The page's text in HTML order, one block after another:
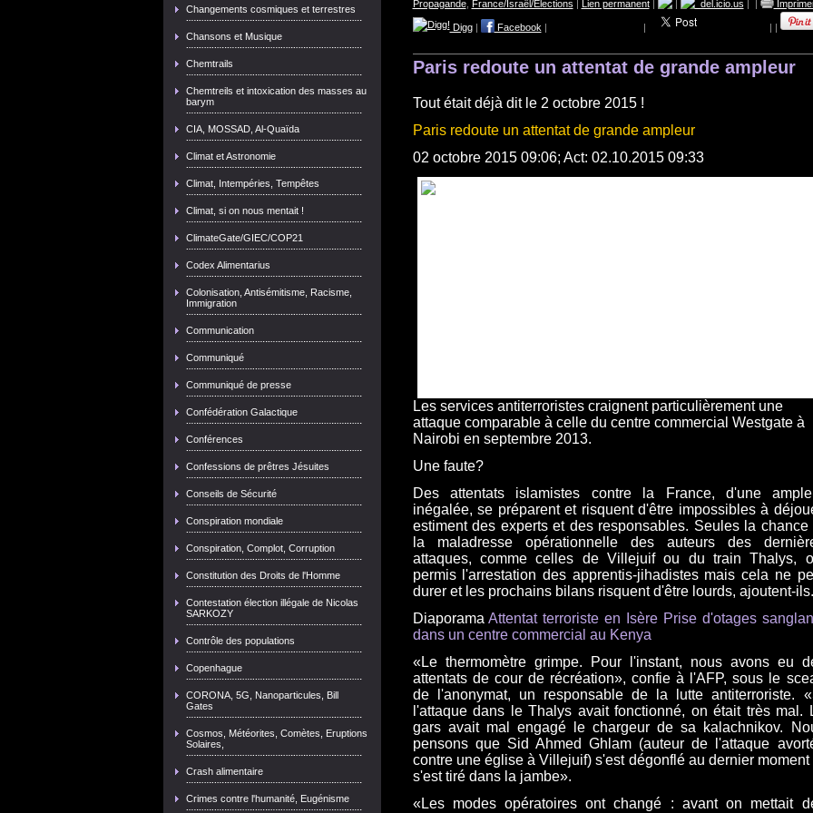
Changements cosmiques et terrestres
Chansons et Musique
Chemtrails
Chemtreils et intoxication des masses au
barym
CIA, MOSSAD, Al-Quaïda
Climat et Astronomie
Climat, Intempéries, Tempêtes
Climat, si on nous mentait !
ClimateGate/GIEC/COP21
Codex Alimentarius
Colonisation, Antisémitisme, Racisme,
Immigration
Communication
Communiqué
Communiqué de presse
Confédération Galactique
Conférences
Confessions de prêtres Jésuites
Conseils de Sécurité
Conspiration mondiale
Conspiration, Complot, Corruption
Constitution des Droits de l'Homme
Contestation élection illégale de Nicolas
SARKOZY
Contrôle des populations
Copenhague
CORONA, 5G, Nanoparticules, Bill
Gates
Cosmos, Météorites, Comètes, Eruptions
Solaires,
Crash alimentaire
Crimes contre l'humanité, Eugénisme
Propagande, France/Israël/Elections | Lien permanent| | del.icio.us | |
Digg| Facebook | | | |
Paris redoute un attentat de grande ampleur
Tout était déjà dit le 2 octobre 2015 !
Paris redoute un attentat de grande ampleur
02 octobre 2015 09:06; Act: 02.10.2015 09:33
Les services antiterroristes craignent particulièrement une
attaque comparable à celle du centre commercial Westgate à
Nairobi en septembre 2013.
Une faute?
Des attentats islamistes contre la France, d'une
inégalée, se préparent et risquent d'être impossibles à
estiment des experts et des responsables. Seules la chance
la maladresse opérationnelle des auteurs des
attaques, comme celles de Villejuif ou du train Thalys,
permis l'arrestation des apprentis-jihadistes mais cela ne
durer et les prochains bilans risquent d'être lourds, ajoutent-ils.
Diaporama Attentat terroriste en Isère Prise d'otages
dans un centre commercial au Kenya
«Le thermomètre grimpe. Pour l'instant, nous avons eu
attentats de cour de récréation», confie à l'AFP, sous le
de l'anonymat, un responsable de la lutte antiterroriste.
l'attaque dans le Thalys avait fonctionné, on était très mal.
gars avait mal engagé le chargeur de sa kalachnikov.
pensons que Sid Ahmed Ghlam (auteur de l'attaque
contre une église à Villejuif) s'est dégonflé au dernier moment
s'est tiré dans la jambe».
«Les modes opératoires ont changé : avant on mettait